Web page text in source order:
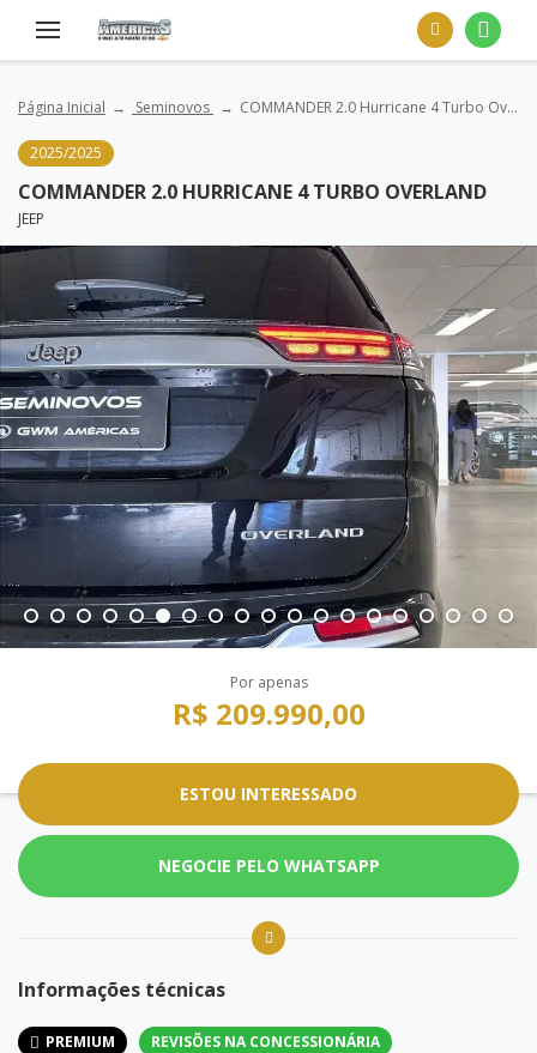
Página Inicial Seminovos COMMANDER 2.0 Hurricane 4 Turbo Overland
2025/2025
COMMANDER 2.0 HURRICANE 4 TURBO OVERLAND
JEEP
Por apenas
R$ 209.990,00
ESTOU INTERESSADO
NEGOCIE PELO WHATSAPP
Informações técnicas
PREMIUM REVISÕES NA CONCESSIONÁRIA